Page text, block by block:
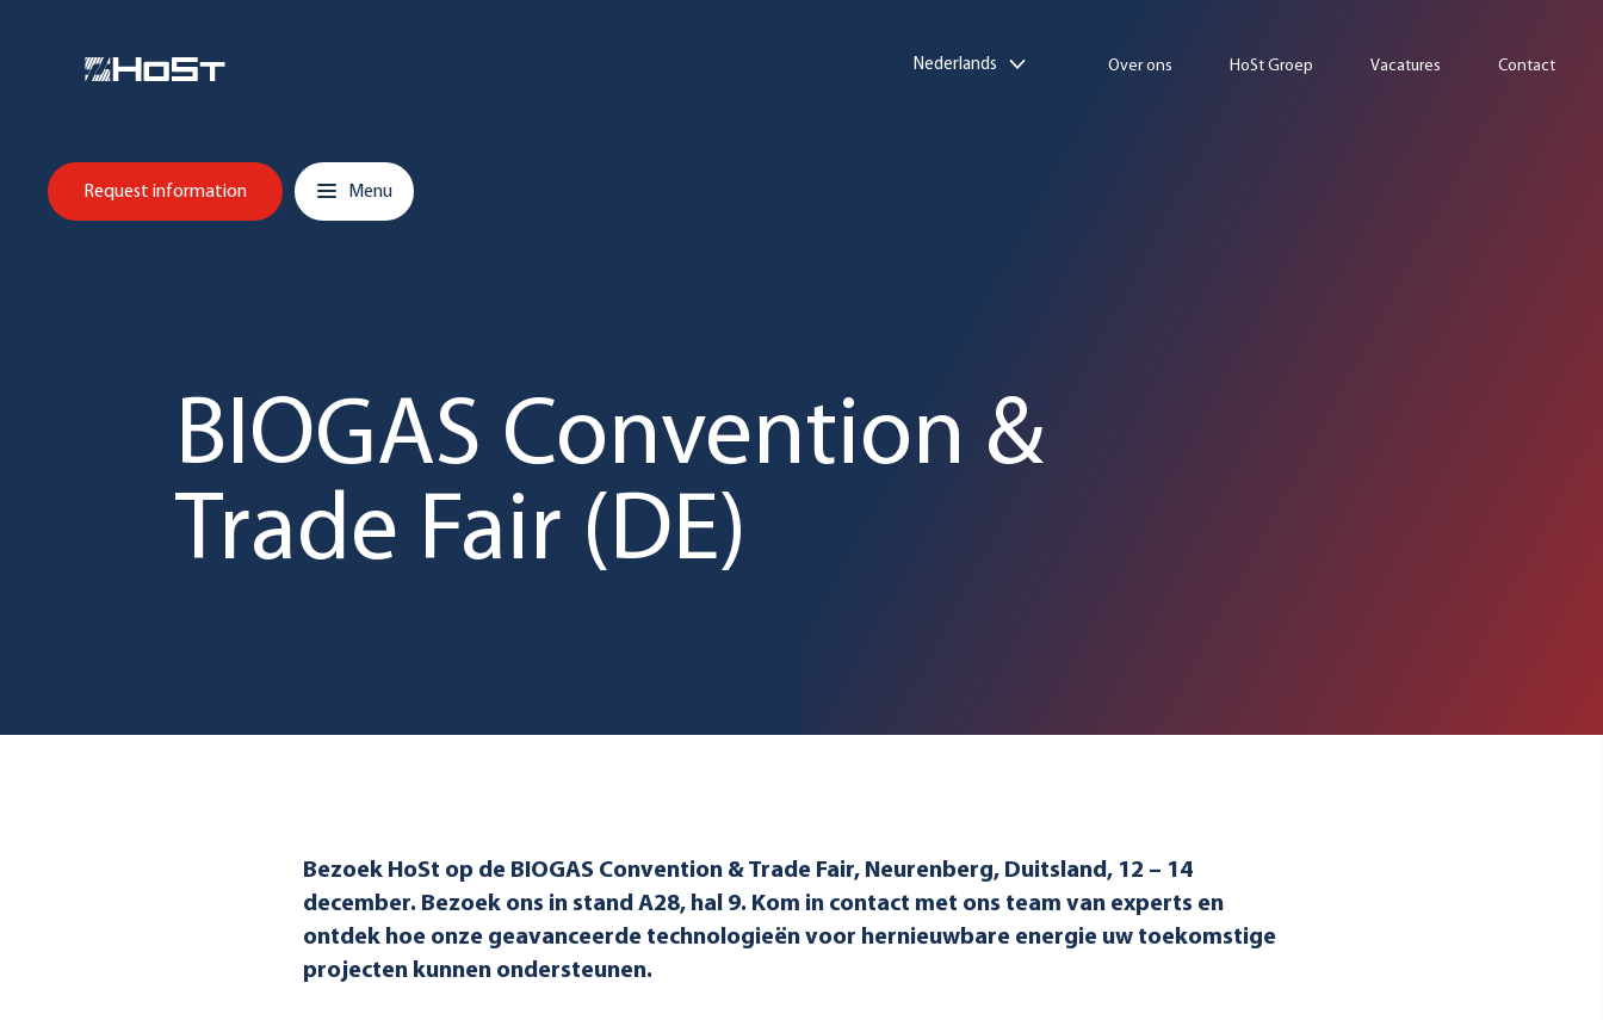
Nederlands Over ons HoSt Groep Vacatures Contact
Hoofdnavigatie
Request information
Menu
BIOGAS Convention &
Trade Fair (DE)
Bezoek HoSt op de BIOGAS Convention & Trade Fair, Neurenberg, Duitsland, 12 – 14
december. Bezoek ons in stand A28, hal 9. Kom in contact met ons team van experts en
ontdek hoe onze geavanceerde technologieën voor hernieuwbare energie uw toekomstige
projecten kunnen ondersteunen.